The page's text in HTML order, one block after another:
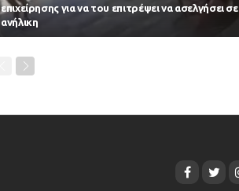
επιχείρησης για να του επιτρέψει να ασελγήσει σε
ανήλικη